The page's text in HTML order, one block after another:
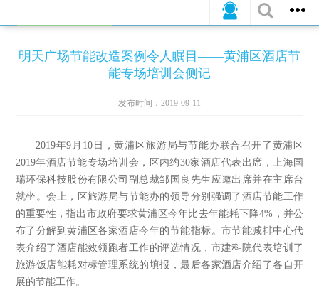
媒体报道
明天广场节能改造案例令人瞩目——黄浦区酒店节
能专场培训会侧记
发布时间：2019-09-11
2019年9 月 10 日
，黄浦区旅游局与节能办联合召开了黄浦区
2019年酒店节能专场培训会，区内约30家酒店代表出席，上海国
瑞环保科技股份有限公司副总裁邹国良先生应邀出席并在主席台
就坐。会上，区旅游局与节能办的领导分别强调了酒店节能工作
的重要性，指出市政府要求黄浦区今年比去年能耗下降4% ，并公
布了分解到黄浦区各家酒店今年的节能指标。市节能减排中心代
表介绍了酒店能效领跑者工作的评选情况，市建科院代表培训了
旅游饭店能耗对标管理系统的填报，最后各家酒店介绍了各自开
展的节能工作。